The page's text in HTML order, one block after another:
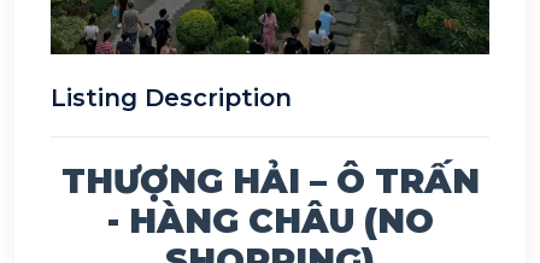
Listing Description
THƯỢNG HẢI – Ô TRẤN
- HÀNG CHÂU (NO